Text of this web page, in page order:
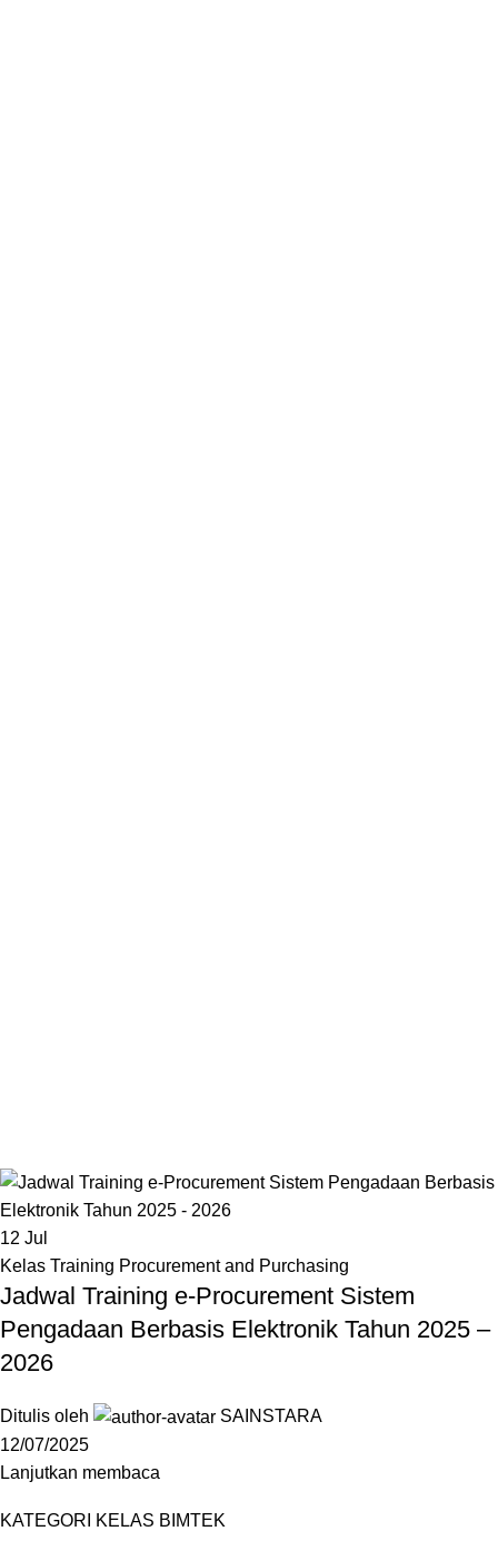
KATEGORI KELAS BIMTEK
12 Jul
Kelas Training Procurement and Purchasing
Jadwal Training e-Procurement Sistem
Pengadaan Berbasis Elektronik Tahun 2025 –
2026
Ditulis oleh
SAINSTARA
12/07/2025
Lanjutkan membaca